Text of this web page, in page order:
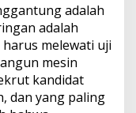
adalah
adalah
harus melewati uji
mesin
kandidat
dan yang paling